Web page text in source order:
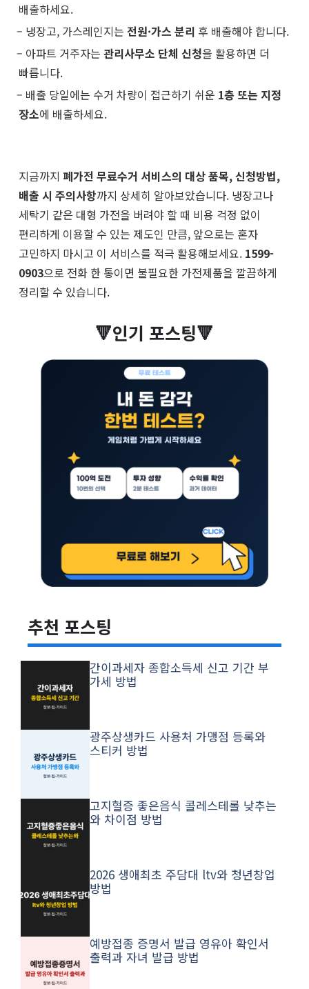
배출하세요.
– 냉장고, 가스레인지는 전원·가스 분리 후 배출해야 합니다.
– 아파트 거주자는 관리사무소 단체 신청을 활용하면 더
빠릅니다.
– 배출 당일에는 수거 차량이 접근하기 쉬운 1층 또는 지정
장소에 배출하세요.
지금까지 폐가전 무료수거 서비스의 대상 품목, 신청방법,
배출 시 주의사항까지 상세히 알아보았습니다. 냉장고나
세탁기 같은 대형 가전을 버려야 할 때 비용 걱정 없이
편리하게 이용할 수 있는 제도인 만큼, 앞으로는 혼자
고민하지 마시고 이 서비스를 적극 활용해보세요. 1599-
0903으로 전화 한 통이면 불필요한 가전제품을 깔끔하게
정리할 수 있습니다.
🔻인기 포스팅🔻
추천 포스팅
간이과세자 종합소득세 신고 기간 부
가세 방법
광주상생카드 사용처 가맹점 등록와
스티커 방법
고지혈증 좋은음식 콜레스테롤 낮추는
와 차이점 방법
2026 생애최초 주담대 ltv와 청년창업
방법
예방접종 증명서 발급 영유아 확인서
출력과 자녀 발급 방법